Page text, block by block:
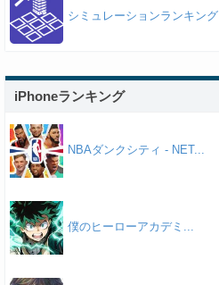
シミュレーションランキング
iPhoneランキング
NBAダンクシティ - NET...
僕のヒーローアカデミ...